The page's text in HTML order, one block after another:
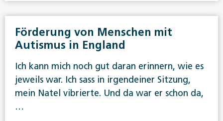
Förderung von Menschen mit
Autismus in England
Ich kann mich noch gut daran erinnern, wie es
jeweils war. Ich sass in irgendeiner Sitzung,
mein Natel vibrierte. Und da war er schon da,
…